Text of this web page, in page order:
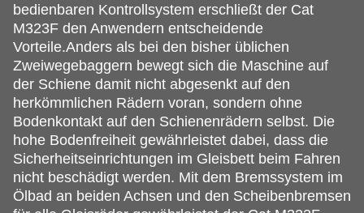
bedienbaren Kontrollsystem erschließt der Cat
M323F den Anwendern entscheidende
Vorteile.Anders als bei den bisher üblichen
Zweiwegebaggern bewegt sich die Maschine auf
der Schiene damit nicht abgesenkt auf den
herkömmlichen Rädern voran, sondern ohne
Bodenkontakt auf den Schienenrädern selbst. Die
hohe Bodenfreiheit gewährleistet dabei, dass die
Sicherheitseinrichtungen im Gleisbett beim Fahren
nicht beschädigt werden. Mit dem Bremssystem im
Ölbad an beiden Achsen und den Scheibenbremsen